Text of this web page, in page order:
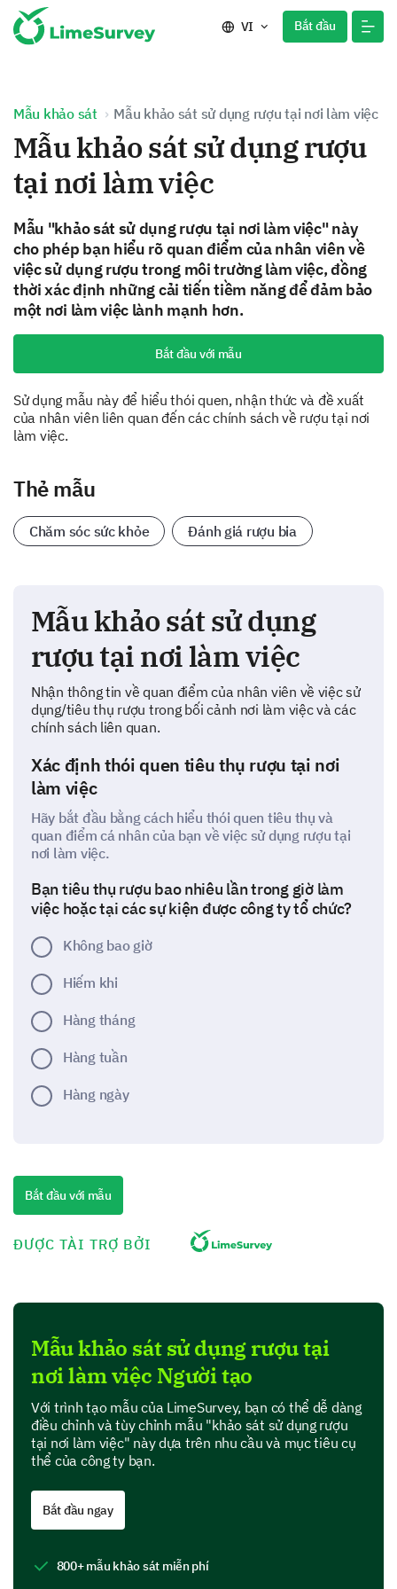
VI Bắt đầu
Mẫu khảo sát Mẫu khảo sát sử dụng rượu tại nơi làm việc
Mẫu khảo sát sử dụng rượu
tại nơi làm việc
Mẫu "khảo sát sử dụng rượu tại nơi làm việc" này
cho phép bạn hiểu rõ quan điểm của nhân viên về
việc sử dụng rượu trong môi trường làm việc, đồng
thời xác định những cải tiến tiềm năng để đảm bảo
một nơi làm việc lành mạnh hơn.
Bắt đầu với mẫu
Sử dụng mẫu này để hiểu thói quen, nhận thức và đề xuất
của nhân viên liên quan đến các chính sách về rượu tại nơi
làm việc.
Thẻ mẫu
Chăm sóc sức khỏe Đánh giá rượu bia
Mẫu khảo sát sử dụng
rượu tại nơi làm việc
Nhận thông tin về quan điểm của nhân viên về việc sử
dụng/tiêu thụ rượu trong bối cảnh nơi làm việc và các
chính sách liên quan.
Xác định thói quen tiêu thụ rượu tại nơi
làm việc
Hãy bắt đầu bằng cách hiểu thói quen tiêu thụ và
quan điểm cá nhân của bạn về việc sử dụng rượu tại
nơi làm việc.
Bạn tiêu thụ rượu bao nhiêu lần trong giờ làm
việc hoặc tại các sự kiện được công ty tổ chức?
Không bao giờ
Hiếm khi
Hàng tháng
Hàng tuần
Hàng ngày
việc tiêu thụ rượu của mình tại nơi làm việc
chưa?
Có
Nhận thức về tác động của việc tiêu thụ
rượu tại nơi làm việc
Giúp chúng tôi hiểu quan điểm của bạn về cách tiêu
thụ rượu có thể ảnh hưởng đến năng suất làm việc và
Bắt đầu với mẫu
ĐƯỢC TÀI TRỢ BỞI
Mẫu khảo sát sử dụng rượu tại
nơi làm việc Người tạo
Với trình tạo mẫu của LimeSurvey, bạn có thể dễ dàng
điều chỉnh và tùy chỉnh mẫu "khảo sát sử dụng rượu
tại nơi làm việc" này dựa trên nhu cầu và mục tiêu cụ
thể của công ty bạn.
Bắt đầu ngay
800+ mẫu khảo sát miễn phí